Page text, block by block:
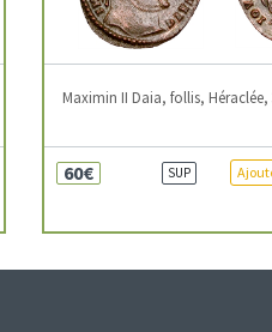
Maximin II Daia, follis, Héraclée,
60€ SUP